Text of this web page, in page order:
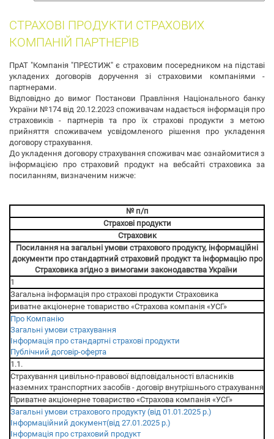
СТРАХОВІ ПРОДУКТИ СТРАХОВИХ
КОМПАНІЙ ПАРТНЕРІВ
ПрАТ "Компанія "ПРЕСТИЖ" є страховим посередником на підставі
укладених договорів доручення зі страховими компаніями -
партнерами.
Відповідно до вимог Постанови Правління Національного банку
України №174 від 20.12.2023 споживачам надається інформація про
страховиків - партнерів та про їх страхові продукти з метою
прийняття споживачем усвідомленого рішення про укладення
договору страхування.
До укладення договору страхування споживач має ознайомитися з
інформацією про страховий продукт на вебсайті страховика за
посиланням, визначеним нижче:
№ п/п
Страхові продукти
Страховик
Посилання на загальні умови страхового продукту, інформаційні
документи про стандартний страховий продукт та інформацію про
Страховика згідно з вимогами законодавства України
1
Загальна інформація про страхові продукти Страховика
риватне акціонерне товариство «Страхова компанія «УСГ»
Про Компанію
Загальні умови страхування
Інформація про стандартні страхові продукти
Публічний договір-оферта
1.1.
Страхування цивільно-правової відповідальності власників
наземних транспортних засобів - договір внутрішнього страхування
Приватне акціонерне товариство «Страхова компанія «УСГ»
Загальні умови страхового продукту (від 01.01.2025 р.)
Інформаційний документ(від 27.01.2025 р.)
Інформація про страховий продукт